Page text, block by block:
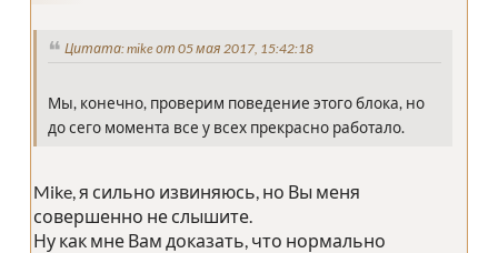
Цитата: mike от 05 мая 2017, 15:42:18
Мы, конечно, проверим поведение этого блока, но
до сего момента все у всех прекрасно работало.
Mike, я сильно извиняюсь, но Вы меня
совершенно не слышите.
Ну как мне Вам доказать, что нормально